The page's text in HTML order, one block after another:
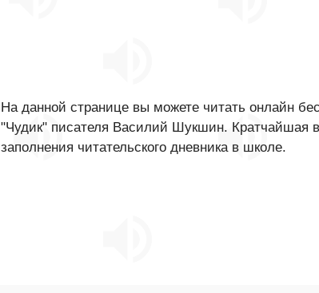
На данной странице вы можете читать онлайн
"Чудик" писателя Василий Шукшин. Кратчайшая
заполнения читательского дневника в школе.